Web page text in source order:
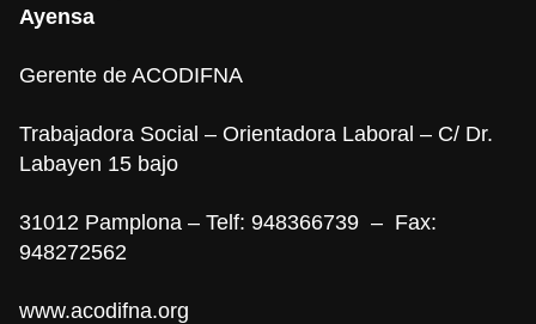
Ayensa
Gerente de ACODIFNA
Trabajadora Social – Orientadora Laboral – C/ Dr.
Labayen 15 bajo
31012 Pamplona – Telf: 948366739 – Fax:
948272562
www.acodifna.org